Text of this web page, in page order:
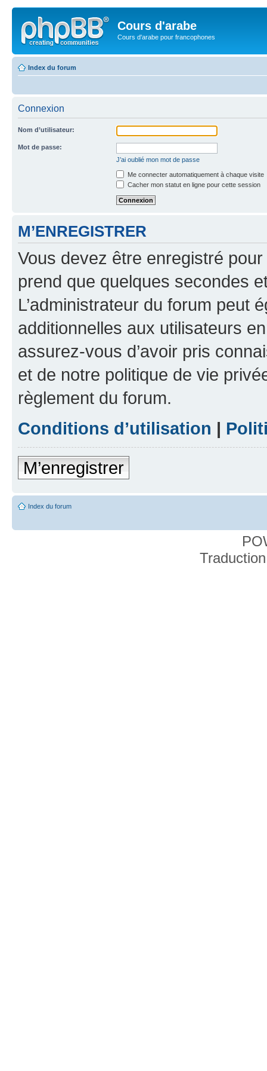
Cours d'arabe
Cours d'arabe pour francophones
Index du forum
Connexion
Nom d’utilisateur:
Mot de passe:
J’ai oublié mon mot de passe
Me connecter automatiquement à chaque visite
Cacher mon statut en ligne pour cette session
M’ENREGISTRER
Vous devez être enregistré
prend que quelques secondes
L’administrateur du forum peut
additionnelles aux utilisateurs
assurez-vous d’avoir pris
et de notre politique de vie
règlement du forum.
Conditions d’utilisation |
M’enregistrer
Index du forum